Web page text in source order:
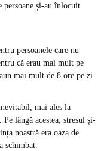
persoane și-au înlocuit
persoanele care nu
că erau mai mult pe
mai mult de 8 ore pe zi.
mai ales la
lângă acestea, stresul și-
noastră era oaza de
schimbat.